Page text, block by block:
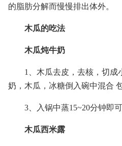
的脂肪分解而慢慢排出体外。
木瓜的吃法
木瓜炖牛奶
1、木瓜去皮，去核，切成
奶，木瓜，冰糖倒入碗中混合
3、入锅中蒸15~20分钟即可
木瓜西米露